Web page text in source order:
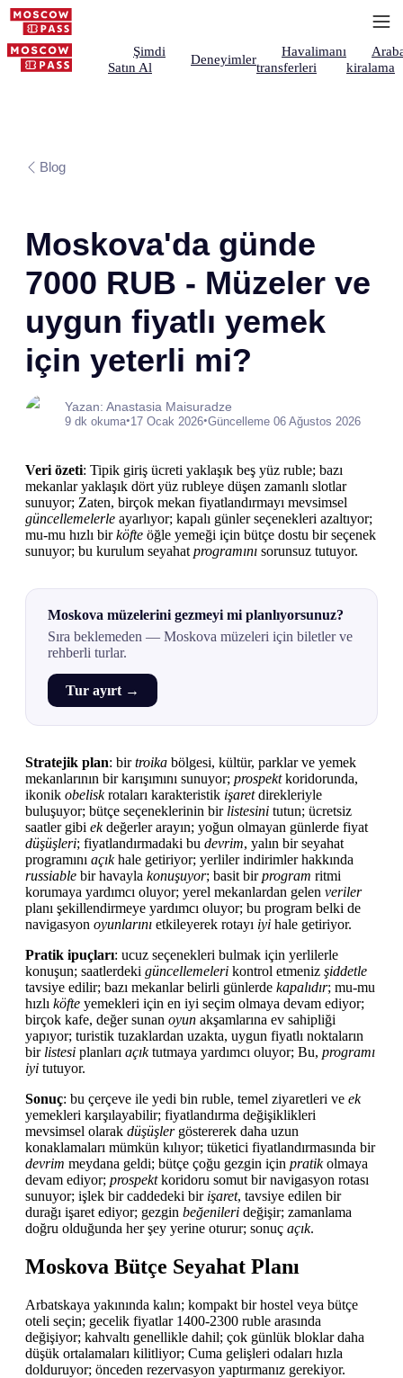
Şimdi
Satın Al
Deneyimler
Havalimanı
transferleri
kiralama
Blog
Moskova'da günde
7000 RUB - Müzeler ve
uygun fiyatlı yemek
için yeterli mi?
Yazan: Anastasia Maisuradze
9 dk okuma•17 Ocak 2026•Güncelleme 06 Ağustos 2026
Veri özeti: Tipik giriş ücreti yaklaşık beş yüz ruble; bazı
mekanlar yaklaşık dört yüz rubleye düşen zamanlı slotlar
sunuyor; Zaten, birçok mekan fiyatlandırmayı mevsimsel
güncellemelerle ayarlıyor; kapalı günler seçenekleri azaltıyor;
mu-mu hızlı birköfte öğle yemeği için bütçe dostu bir seçenek
sunuyor; bu kurulum seyahat programını sorunsuz tutuyor.
Moskova müzelerini gezmeyi mi planlıyorsunuz?
Sıra beklemeden — Moskova müzeleri için biletler ve
rehberli turlar.
Tur ayırt →
Stratejik plan: birtroika bölgesi, kültür, parklar ve yemek
mekanlarının bir karışımını sunuyor; prospektkoridorunda,
ikonik obeliskrotaları karakteristik işaretdirekleriyle
buluşuyor; bütçe seçeneklerinin bir listesini tutun; ücretsiz
saatler gibi ekdeğerler arayın; yoğun olmayan günlerde fiyat
düşüşleri; fiyatlandırmadaki bu devrim, yalın bir seyahat
programını açıkhale getiriyor; yerliler indirimler hakkında
russiable bir havayla konuşuyor; basit birprogram ritmi
korumaya yardımcı oluyor; yerel mekanlardan gelen veriler
planı şekillendirmeye yardımcı oluyor; bu program belki de
navigasyon oyunlarını etkileyerek rotayı iyi hale getiriyor.
Pratik ipuçları: ucuz seçenekleri bulmak için yerlilerle
konuşun; saatlerdeki güncellemeleri kontrol etmeniz şiddetle
tavsiye edilir; bazı mekanlar belirli günlerde kapalıdır; mu-mu
hızlı köfte yemekleri için en iyi seçim olmaya devam ediyor;
birçok kafe, değer sunan oyun akşamlarına ev sahipliği
yapıyor; turistik tuzaklardan uzakta, uygun fiyatlı noktaların
bir listesi planları açıktutmaya yardımcı oluyor; Bu, programı
iyi tutuyor.
Sonuç: bu çerçeve ile yedi bin ruble, temel ziyaretleri ve ek
yemekleri karşılayabilir; fiyatlandırma değişiklikleri
mevsimsel olarak düşüşlergöstererek daha uzun
konaklamaları mümkün kılıyor; tüketici fiyatlandırmasında bir
devrim meydana geldi; bütçe çoğu gezgin için pratikolmaya
devam ediyor; prospektkoridoru somut bir navigasyon rotası
sunuyor; işlek bir caddedeki bir işaret, tavsiye edilen bir
durağı işaret ediyor; gezgin beğenileri değişir; zamanlama
doğru olduğunda her şey yerine oturur; sonuç açık.
Moskova Bütçe Seyahat Planı
Arbatskaya yakınında kalın; kompakt bir hostel veya bütçe
oteli seçin; gecelik fiyatlar 1400-2300 ruble arasında
değişiyor; kahvaltı genellikle dahil; çok günlük bloklar daha
düşük ortalamaları kilitliyor; Cuma gelişleri odaları hızla
dolduruyor; önceden rezervasyon yaptırmanız gerekiyor.